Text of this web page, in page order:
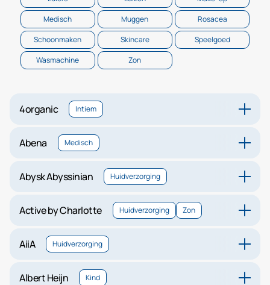
Medisch
Muggen
Rosacea
Schoonmaken
Skincare
Speelgoed
Wasmachine
Zon
4organic Intiem
Abena Medisch
Abysk Abyssinian Huidverzorging
Active by Charlotte Huidverzorging Zon
AiiA Huidverzorging
Albert Heijn Kind